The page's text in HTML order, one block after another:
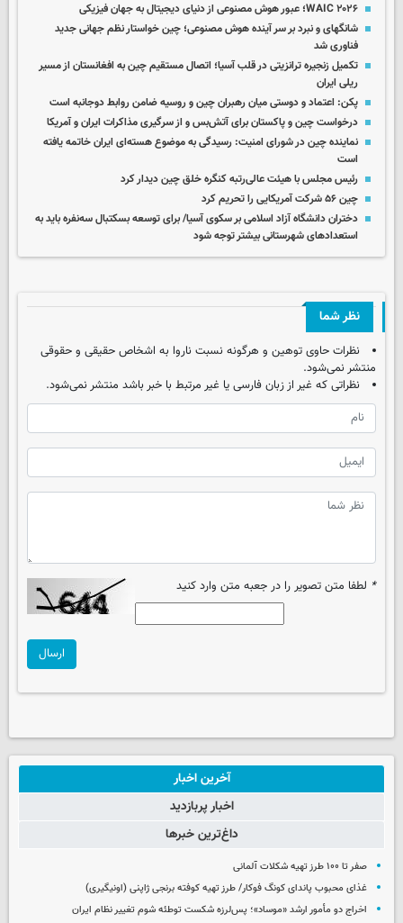
WAIC ۲۰۲۶؛ عبور هوش مصنوعی از دنیای دیجیتال به جهان فیزیکی
شانگهای و نبرد بر سر آینده هوش مصنوعی؛ چین خواستار نظم جهانی جدید
فناوری شد
تکمیل زنجیره ترانزیتی در قلب آسیا؛ اتصال مستقیم چین به افغانستان از مسیر
ریلی ایران
پکن: اعتماد و دوستی میان رهبران چین و روسیه ضامن روابط دوجانبه است
درخواست چین و پاکستان برای آتش‌بس و از سرگیری مذاکرات ایران و آمریکا
نماینده چین در شورای امنیت: رسیدگی به موضوع هسته‌ای ایران خاتمه یافته
است
رئیس مجلس با هیئت عالی‌رتبه کنگره خلق چین دیدار کرد
چین ۵۶ شرکت آمریکایی را تحریم کرد
دختران دانشگاه آزاد اسلامی بر سکوی آسیا/ برای توسعه بسکتبال سه‌نفره باید به
استعدادهای شهرستانی بیشتر توجه شود
نظر شما
نظرات حاوی توهین و هرگونه نسبت ناروا به اشخاص حقیقی و حقوقی
منتشر نمی‌شود.
نظراتی که غیر از زبان فارسی یا غیر مرتبط با خبر باشد منتشر نمی‌شود.
* لطفا متن تصویر را در جعبه متن وارد کنید
ارسال
آخرین اخبار
اخبار پربازدید
داغ‌ترین خبرها
صفر تا ۱۰۰ طرز تهیه شکلات آلمانی
غذای محبوب پاندای کونگ فوکار/ طرز تهیه کوفته برنجی ژاپنی (اونیگیری)
اخراج دو مأمور ارشد «موساد»؛ پس‌لرزه شکست توطئه شوم تغییر نظام ایران